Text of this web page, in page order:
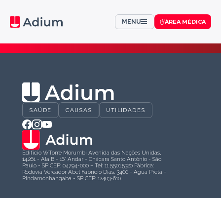
ÁREA MÉDICA
MENU
Evoluindo juntos pelo bem-estar de todos
SAÚDE CAUSAS UTILIDADES
Edifício WTorre Morumbi Avenida das Nações Unidas,
14.261 - Ala B - 16° Andar - Chácara Santo Antônio - São
Paulo - SP CEP: 04794-000 – Tel: 11 5501.5320 Fábrica:
Rodovia Vereador Abel Fabrício Dias, 3400 - Água Preta -
Pindamonhangaba - SP CEP: 12403-610